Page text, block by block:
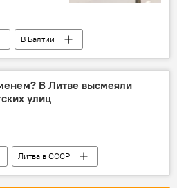
В Балтии
В Литве высмеяли
улиц
Литва в СССР